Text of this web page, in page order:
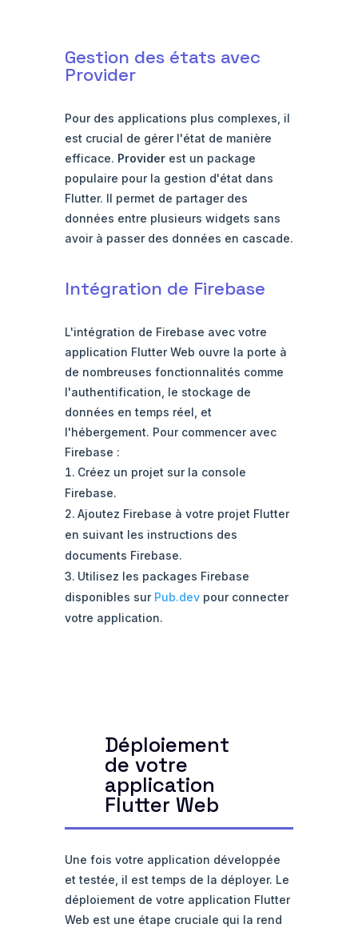
Gestion des états avec
Provider
Pour des applications plus complexes, il
est crucial de gérer l'état de manière
efficace. Providerest un package
populaire pour la gestion d'état dans
Flutter. Il permet de partager des
données entre plusieurs widgets sans
avoir à passer des données en cascade.
Intégration de Firebase
L'intégration de Firebase avec votre
application Flutter Web ouvre la porte à
de nombreuses fonctionnalités comme
l'authentification, le stockage de
données en temps réel, et
l'hébergement. Pour commencer avec
Firebase :
Créez un projet sur la console
Firebase.
Ajoutez Firebase à votre projet Flutter
en suivant les instructions des
documents Firebase.
Utilisez les packages Firebase
disponibles sur Pub.devpour connecter
votre application.
Déploiement
de votre
application
Flutter Web
Une fois votre application développée
et testée, il est temps de la déployer. Le
déploiement de votre application Flutter
Web est une étape cruciale qui la rend